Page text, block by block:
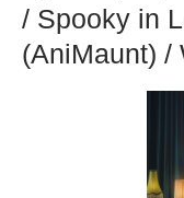
/ Spooky in
(AniMaunt) /